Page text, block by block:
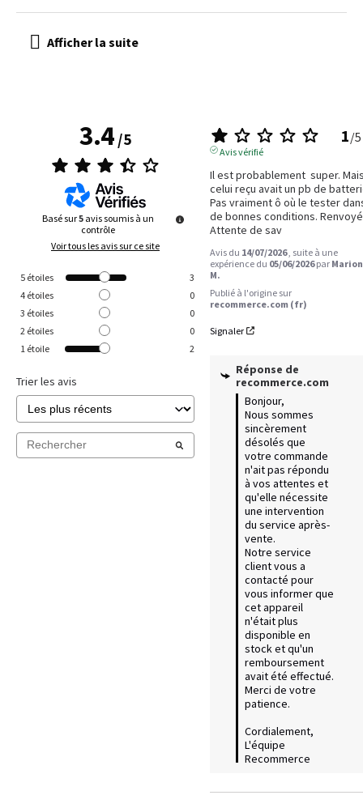
3.4/5
Basé sur5 avis soumis à un
contrôle
Voir tous les avis sur ce site
5 étoiles
3
4 étoiles
0
3 étoiles
0
2 étoiles
0
1 étoile 2
Trier les avis
1/5
Avis vérifié
Il est probablement  super.
celui reçu avait un pb de
Pas vraiment ô où le tester
de bonnes conditions.
Attente de sav
Avis du 14/07/2026 , suite à une
expérience du 05/06/2026 par Marion
M.
Publié à l'origine sur
recommerce.com (fr)
Signaler
Réponse de
recommerce.com
Bonjour,
Nous sommes
sincèrement
désolés que
votre commande
n'ait pas répondu
à vos attentes et
qu'elle nécessite
une intervention
du service après-
vente.
Notre service
client vous a
contacté pour
vous informer que
cet appareil
n'était plus
disponible en
stock et qu'un
remboursement
avait été effectué.
Merci de votre
patience.
Cordialement,
L'équipe
Recommerce